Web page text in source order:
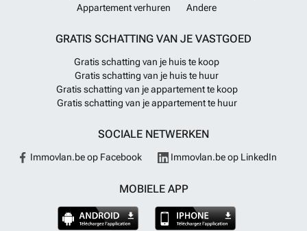
Appartement verhuren
Andere
GRATIS SCHATTING VAN JE VASTGOED
Gratis schatting van je huis te koop
Gratis schatting van je huis te huur
Gratis schatting van je appartement te koop
Gratis schatting van je appartement te huur
SOCIALE NETWERKEN
Immovlan.be op Facebook Immovlan.be op LinkedIn
MOBIELE APP